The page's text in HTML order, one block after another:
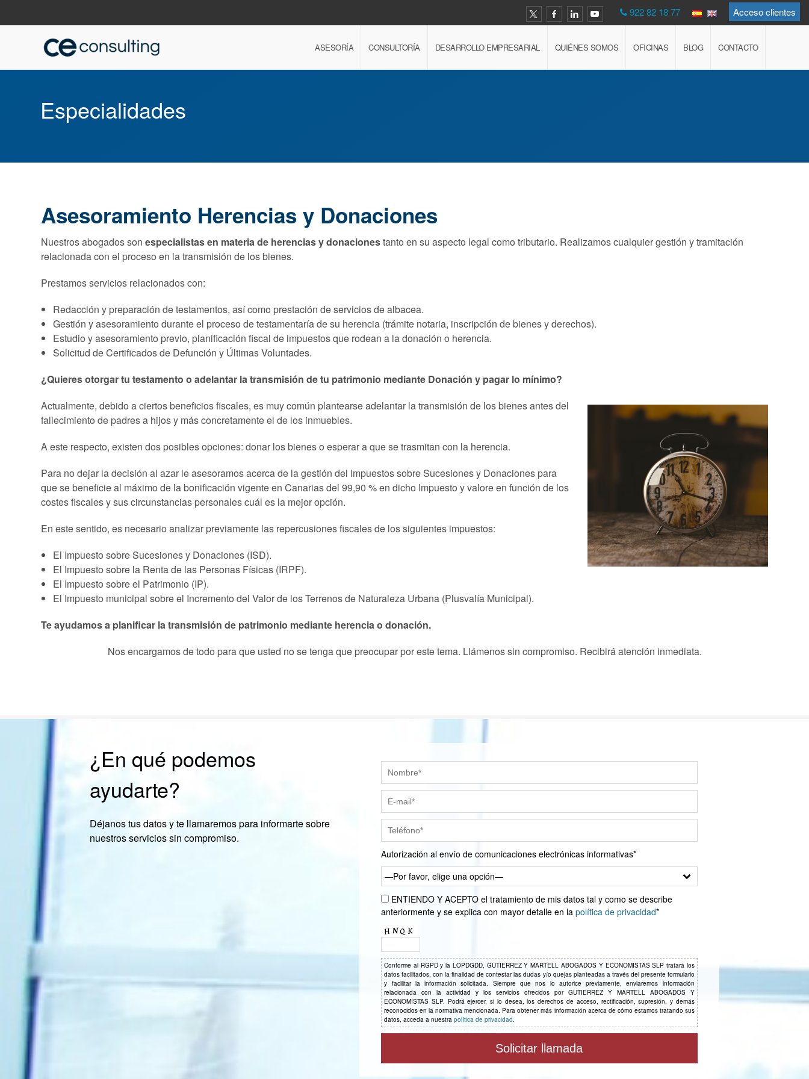
922 82 18 77 Acceso clientes
ASESORÍA CONSULTORÍA DESARROLLO EMPRESARIAL QUIÉNES SOMOS OFICINAS BLOG CONTACTO
Especialidades
Asesoramiento Herencias y Donaciones
Nuestros abogados son especialistas en materia de herencias y donacionestanto en su aspecto legal como tributario. Realizamos cualquier gestión y tramitación
relacionada con el proceso en la transmisión de los bienes.
Prestamos servicios relacionados con:
Redacción y preparación de testamentos, así como prestación de servicios de albacea.
Gestión y asesoramiento durante el proceso de testamentaría de su herencia (trámite notaria, inscripción de bienes y derechos).
Estudio y asesoramiento previo, planificación fiscal de impuestos que rodean a la donación o herencia.
Solicitud de Certificados de Defunción y Últimas Voluntades.
¿Quieres otorgar tu testamento o adelantar la transmisión de tu patrimonio mediante Donación y pagar lo mínimo?
Actualmente, debido a ciertos beneficios fiscales, es muy común plantearse adelantar la transmisión de los bienes antes del
fallecimiento de padres a hijos y más concretamente el de los inmuebles.
A este respecto, existen dos posibles opciones: donar los bienes o esperar a que se trasmitan con la herencia.
Para no dejar la decisión al azar le asesoramos acerca de la gestión del Impuestos sobre Sucesiones y Donaciones para
que se beneficie al máximo de la bonificación vigente en Canarias del 99,90 % en dicho Impuesto y valore en función de los
costes fiscales y sus circunstancias personales cuál es la mejor opción.
En este sentido, es necesario analizar previamente las repercusiones fiscales de los siguientes impuestos:
El Impuesto sobre Sucesiones y Donaciones (ISD).
El Impuesto sobre la Renta de las Personas Físicas (IRPF).
El Impuesto sobre el Patrimonio (IP).
El Impuesto municipal sobre el Incremento del Valor de los Terrenos de Naturaleza Urbana (Plusvalía Municipal).
Te ayudamos a planificar la transmisión de patrimonio mediante herencia o donación.
Nos encargamos de todo para que usted no se tenga que preocupar por este tema. Llámenos sin compromiso. Recibirá atención inmediata.
¿En qué podemos
ayudarte?
Déjanos tus datos y te llamaremos para informarte sobre
nuestros servicios sin compromiso.
Autorización al envío de comunicaciones electrónicas informativas*
—Por favor, elige una opción—
ENTIENDO Y ACEPTO el tratamiento de mis datos tal y como se describe
anteriormente y se explica con mayor detalle en lapolítica de privacidad*
Conforme al RGPD y la LOPDGDD, GUTIERREZ Y MARTELL ABOGADOS Y ECONOMISTAS SLP tratará los
datos facilitados, con la finalidad de contestar las dudas y/o quejas planteadas a través del presente formulario
y facilitar la información solicitada. Siempre que nos lo autorice previamente, enviaremos información
relacionada con la actividad y los servicios ofrecidos por GUTIERREZ Y MARTELL ABOGADOS Y
ECONOMISTAS SLP. Podrá ejercer, si lo desea, los derechos de acceso, rectificación, supresión, y demás
reconocidos en la normativa mencionada. Para obtener más información acerca de cómo estamos tratando sus
datos, acceda a nuestrapolítica de privacidad